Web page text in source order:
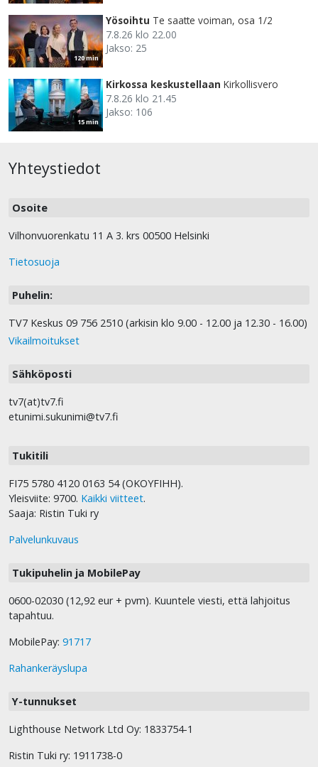
120 min
Yösoihtu Te saatte voiman, osa 1/2
7.8.26 klo 22.00
Jakso: 25
15 min
Kirkossa keskustellaan Kirkollisvero
7.8.26 klo 21.45
Jakso: 106
Yhteystiedot
Osoite
Vilhonvuorenkatu 11 A 3. krs 00500 Helsinki
Tietosuoja
Puhelin:
TV7 Keskus 09 756 2510 (arkisin klo 9.00 - 12.00 ja 12.30 - 16.00)
Vikailmoitukset
Sähköposti
tv7(at)tv7.fi
etunimi.sukunimi@tv7.fi
Tukitili
FI75 5780 4120 0163 54 (OKOYFIHH).
Yleisviite: 9700. Kaikki viitteet.
Saaja: Ristin Tuki ry
Palvelunkuvaus
Tukipuhelin ja MobilePay
0600-02030 (12,92 eur + pvm). Kuuntele viesti, että lahjoitus
tapahtuu.
MobilePay: 91717
Rahankeräyslupa
Y-tunnukset
Lighthouse Network Ltd Oy: 1833754-1
Ristin Tuki ry: 1911738-0